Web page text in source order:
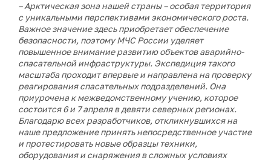
– Арктическая зона нашей страны –особая территория
с уникальными перспективами экономического роста.
Важное значение здесь приобретает обеспечение
безопасности, поэтому МЧС России уделяет
повышенное внимание развитию объектов аварийно-
спасательной инфраструктуры. Экспедиция такого
масштаба проходит впервые и направлена на проверку
реагирования спасательных подразделений. Она
приурочена к межведомственному учению, которое
состоится 6 и 7 апреля в девяти северных регионах.
Благодарю всех разработчиков, откликнувшихся на
наше предложение принять непосредственное участие
и протестировать новые образцы техники,
оборудования и снаряжения в сложных условиях